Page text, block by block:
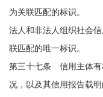
为关联匹配的标识。
法人和非法人组织社会
联匹配的唯一标识。
第三十七条 信用主体有
况，以及其信用报告载明